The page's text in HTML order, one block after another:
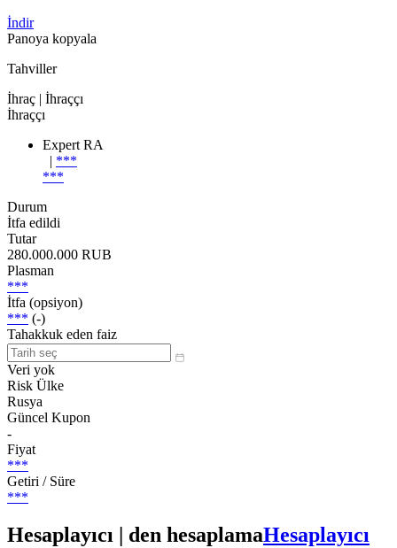
İndir
Panoya kopyala
Tahviller
İhraç | İhraççı
İhraççı
Expert RA
| ***
***
Durum
İtfa edildi
Tutar
280.000.000 RUB
Plasman
***
İtfa (opsiyon)
*** (-)
Tahakkuk eden faiz
Veri yok
Risk Ülke
Rusya
Güncel Kupon
-
Fiyat
***
Getiri / Süre
***
Hesaplayıcı | den hesaplamaHesaplayıcı